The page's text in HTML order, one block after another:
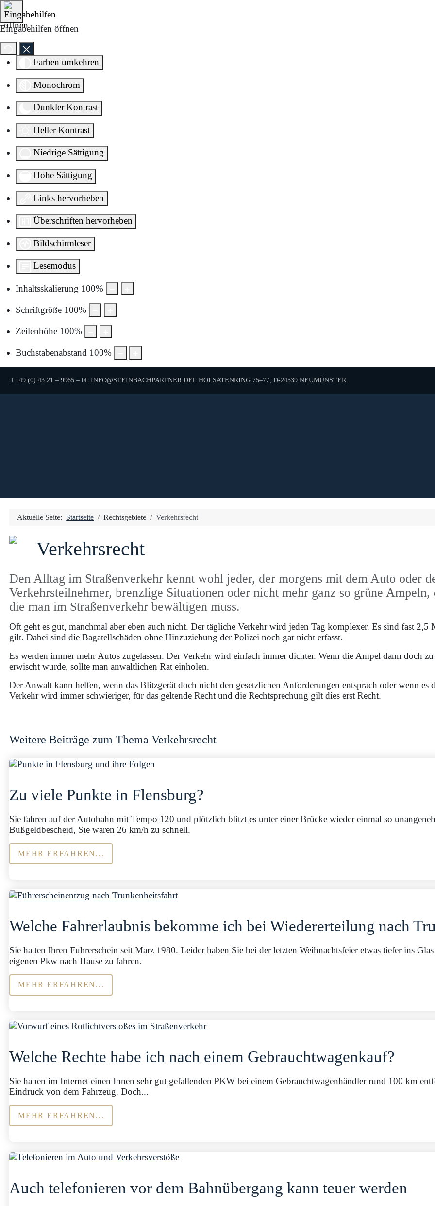
Eingabehilfen öffnen
Farben umkehren
Monochrom
Dunkler Kontrast
Heller Kontrast
Niedrige Sättigung
Hohe Sättigung
Links hervorheben
Überschriften hervorheben
Bildschirmleser
Lesemodus
Inhaltsskalierung 100%
Schriftgröße 100%
Zeilenhöhe 100%
Buchstabenabstand 100%
Direkt zum Inhalt springen
TELEFON:
+49 (0) 43 21 – 9965 – 0 E-MAIL:
INFO@STEINBACHPARTNER.DE HOLSATENRING 75–77, D-24539 NEUMÜNSTER
Aktuelle Seite: Startseite Rechtsgebiete Verkehrsrecht
Verkehrsrecht
Den Alltag im Straßenverkehr kennt wohl jeder, der morgens mit dem Auto oder
Verkehrsteilnehmer, brenzlige Situationen oder nicht mehr ganz so grüne
die man im Straßenverkehr bewältigen muss.
Oft geht es gut, manchmal aber eben auch nicht. Der tägliche Verkehr wird jeden Tag komplexer. Es sind fast
gilt. Dabei sind die Bagatellschäden ohne Hinzuziehung der Polizei noch gar nicht erfasst.
Es werden immer mehr Autos zugelassen. Der Verkehr wird einfach immer dichter. Wenn die Ampel dann doch
erwischt wurde, sollte man anwaltlichen Rat einholen.
Der Anwalt kann helfen, wenn das Blitzgerät doch nicht den gesetzlichen Anforderungen entsprach oder wenn
Verkehr wird immer schwieriger, für das geltende Recht und die Rechtsprechung gilt dies erst Recht.
Weitere Beiträge zum Thema Verkehrsrecht
Zu viele Punkte in Flensburg?
Sie fahren auf der Autobahn mit Tempo 120 und plötzlich blitzt es unter einer Brücke wieder einmal so
Bußgeldbescheid, Sie waren 26 km/h zu schnell.
MEHR ERFAHREN...
Welche Fahrerlaubnis bekomme ich bei Wiedererteilung nach
Sie hatten Ihren Führerschein seit März 1980. Leider haben Sie bei der letzten Weihnachtsfeier etwas tiefer ins
eigenen Pkw nach Hause zu fahren.
MEHR ERFAHREN...
Welche Rechte habe ich nach einem Gebrauchtwagenkauf?
Sie haben im Internet einen Ihnen sehr gut gefallenden PKW bei einem Gebrauchtwagenhändler rund 100 km
Eindruck von dem Fahrzeug. Doch...
MEHR ERFAHREN...
Auch telefonieren vor dem Bahnübergang kann teuer werden